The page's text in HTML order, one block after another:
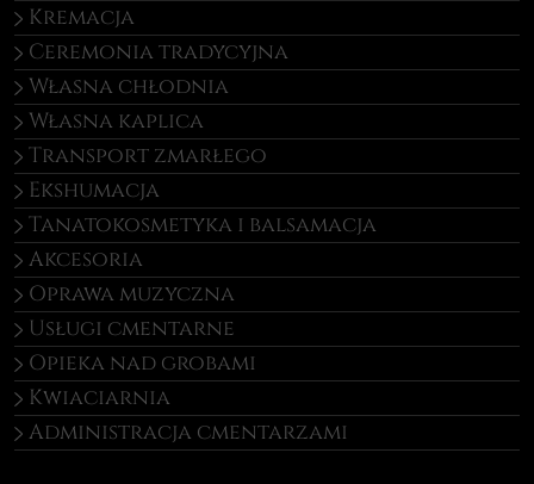
Kremacja
Ceremonia tradycyjna
Własna chłodnia
Własna kaplica
Transport zmarłego
Ekshumacja
Tanatokosmetyka i balsamacja
Akcesoria
Oprawa muzyczna
Usługi cmentarne
Opieka nad grobami
Kwiaciarnia
Administracja cmentarzami